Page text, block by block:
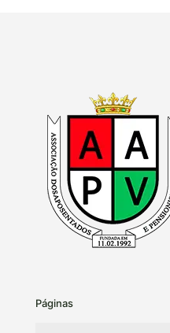
Páginas